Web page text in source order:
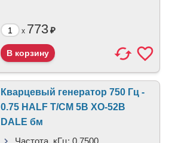
x 773₽
Кварцевый генератор 750 Гц -
0.75 HALF T/CM 5В XO-52B
DALE бм
Частота, кГц: 0.7500